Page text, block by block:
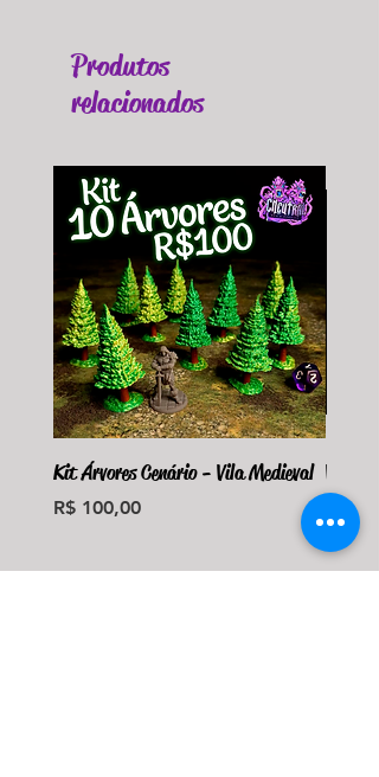
Produtos
relacionados
Kit Árvores Cenário - Vila Medieval
Preço
R$ 100,00
Violet
Preço
R$